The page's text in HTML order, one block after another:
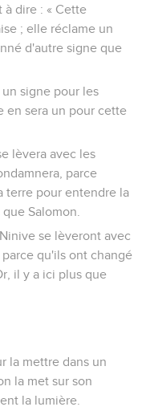
à dire : « Cette
; elle réclame un
d'autre signe que
signe pour les
en sera un pour cette
lèvera avec les
parce
terre pour entendre la
Salomon.
se lèveront avec
qu'ils ont changé
il y a ici plus que
la mettre dans un
la met sur son
la lumière.